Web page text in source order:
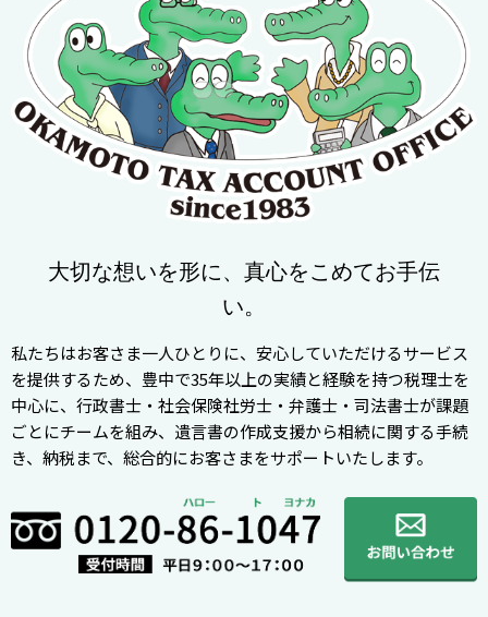
大切な想いを形に、真心をこめてお手伝
い。
私たちはお客さま一人ひとりに、安心していただけるサービス
を提供するため、豊中で35年以上の実績と経験を持つ税理士を
中心に、行政書士・社会保険社労士・弁護士・司法書士が課題
ごとにチームを組み、遺言書の作成支援から相続に関する手続
き、納税まで、総合的にお客さまをサポートいたします。